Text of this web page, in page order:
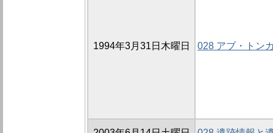
1994年3月31日木曜日 028 アブ・トン